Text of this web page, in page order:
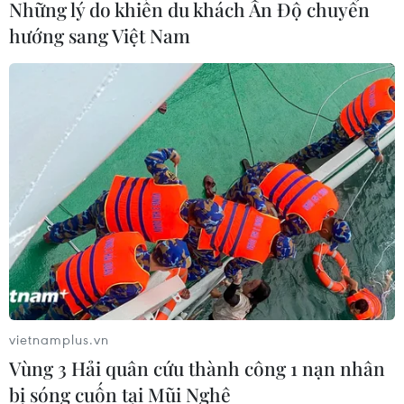
Xây dựng Đảng và hệ thống chính trị
trong sạch, vững mạnh
17/12/2019 07:31
Hội nghị toàn quốc nghiên cứu, học tập chuyên đề “Học
tập và làm theo tư tưởng, đạo đức, phong cách Hồ Chí
Minh” tổ chức theo hình thức trực tuyến với hơn 500.000
đại biểu tham dự.
Những lý do khiến du khách Ấn Độ chuyển
hướng sang Việt Nam
vietnamplus.vn
Vùng 3 Hải quân cứu thành công 1 nạn nhân
bị sóng cuốn tại Mũi Nghê